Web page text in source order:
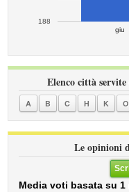
giu
188
Elenco città
A B C H K O
Le opinioni
Media voti basata su 1